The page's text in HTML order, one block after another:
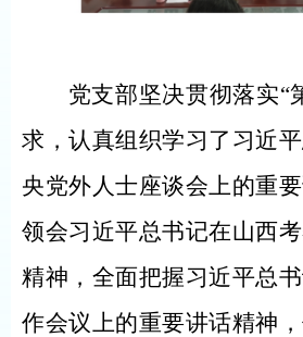
党支部坚决贯彻落实“
求，认真组织学习了习近
央党外人士座谈会上的重
领会习近平总书记在山西
精神，全面把握习近平总
作会议上的重要讲话精神